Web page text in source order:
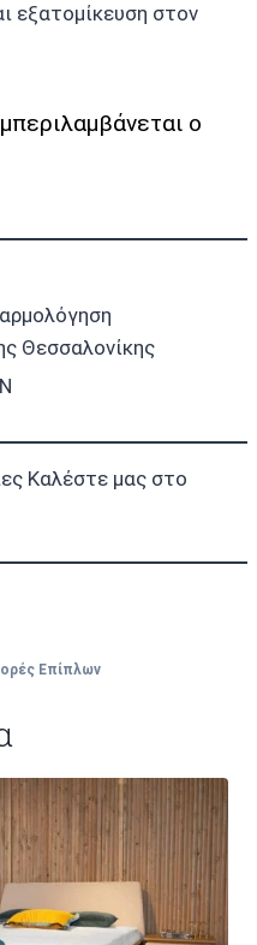
εξατομίκευση στον
ο
Θεσσαλονίκης
Καλέστε μας στο
Επίπλων